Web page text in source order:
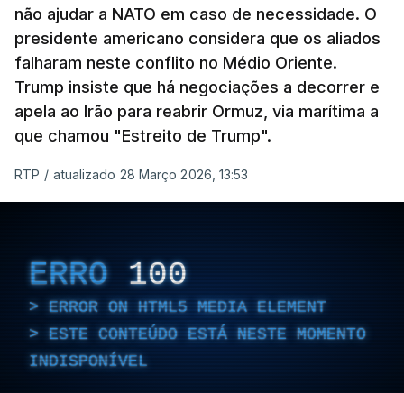
não ajudar a NATO em caso de necessidade. O
presidente americano considera que os aliados
falharam neste conflito no Médio Oriente.
Trump insiste que há negociações a decorrer e
apela ao Irão para reabrir Ormuz, via marítima a
que chamou "Estreito de Trump".
RTP / atualizado 28 Março 2026, 13:53
ERRO 100
ERROR ON HTML5 MEDIA ELEMENT
ESTE CONTEÚDO ESTÁ NESTE MOMENTO
INDISPONÍVEL